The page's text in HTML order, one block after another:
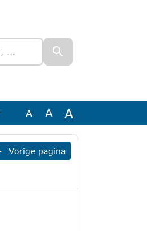
A A A
Vorige pagina